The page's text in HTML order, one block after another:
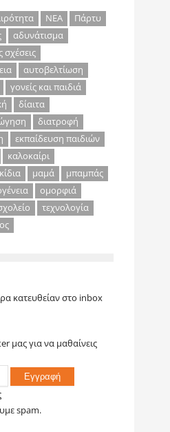
ΝΕΑ
Πάρτυ
αδυνάτισμα
σχέσεις
αυτοβελτίωση
γονείς και παιδιά
δίαιτα
διατροφή
εκπαίδευση παιδιών
καλοκαίρι
μαμά
μπαμπάς
ομορφιά
τεχνολογία
κατευθείαν στο inbox
μας για να μαθαίνεις
spam.